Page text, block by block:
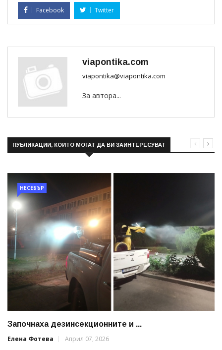
Facebook Twitter
viapontika.com
viapontika@viapontika.com
За автора...
ПУБЛИКАЦИИ, КОИТО МОГАТ ДА ВИ ЗАИНТЕРЕСУВАТ
НЕСЕБЪР
Започнаха дезинсекционните и ...
Елена Фотева
Април 07, 2026